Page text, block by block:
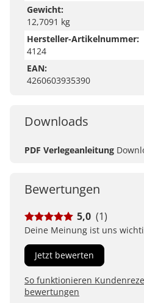
Gewicht:
12,7091 kg
Hersteller-Artikelnummer:
4124
EAN:
4260603935390
Downloads
PDF Verlegeanleitung
Bewertungen
5,0 (1)
Deine Meinung ist uns
Jetzt bewerten
So funktionieren
bewertungen